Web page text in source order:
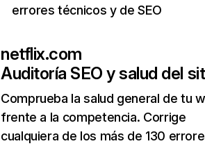
errores técnicos y de SEO
netflix.com
Auditoría SEO y salud del
Comprueba la salud general de tu
frente a la competencia. Corrige
cualquiera de los más de 130